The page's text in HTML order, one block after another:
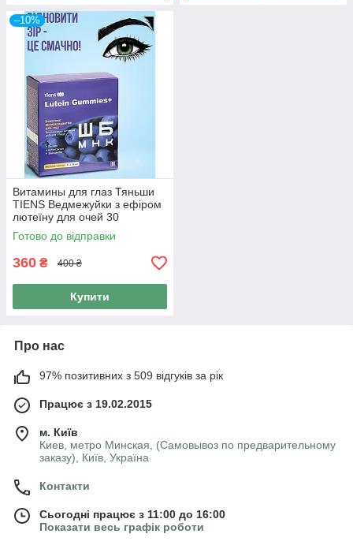
–10%
Витамины для глаз Тяньши
TIENS Ведмежуйки з ефіром
лютеїну для очей 30
жувальних пастилок х 3 г
Готово до відправки
360 ₴ 400 ₴
Купити
Про нас
97% позитивних з 509 відгуків за рік
Працює з 19.02.2015
м. Київ
Киев, метро Минская, (Самовывоз по предварительному
заказу), Київ, Україна
Контакти
Сьогодні працює з 11:00 до 16:00
Показати весь графік роботи